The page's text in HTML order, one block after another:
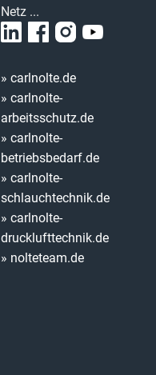
Netz ...
» carlnolte.de
» carlnolte-
arbeitsschutz.de
» carlnolte-
betriebsbedarf.de
» carlnolte-
schlauchtechnik.de
» carlnolte-
drucklufttechnik.de
» nolteteam.de